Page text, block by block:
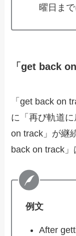
曜日ま
「get back
「get back on
に「再び軌道
on track」が継
back on track」
例文
After